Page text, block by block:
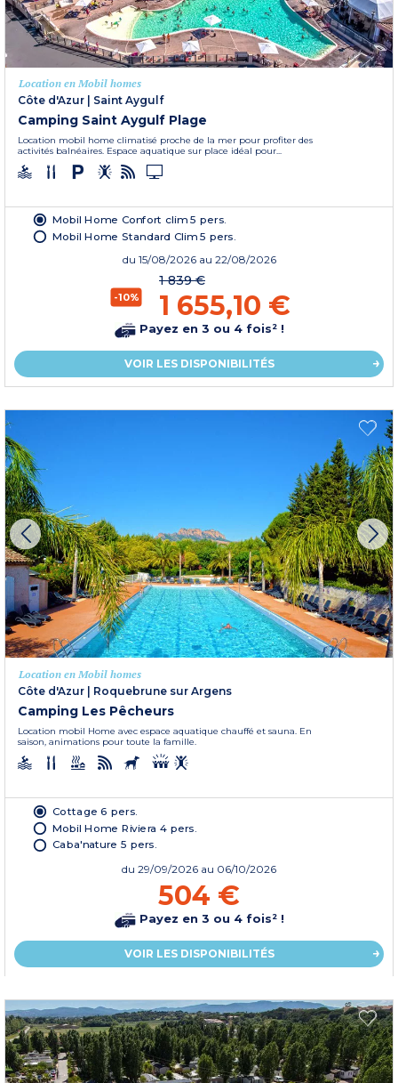
Location en Mobil homes
Côte d'Azur
Saint Aygulf
Camping Saint Aygulf Plage
Location mobil home climatisé proche de la mer pour profiter des
activités balnéaires. Espace aquatique sur place idéal pour...
Mobil Home Confort clim 5 pers.
Mobil Home Standard Clim 5 pers.
du 15/08/2026 au 22/08/2026
-10%
1 839 €
1 655,10 €
Payez en 3 ou 4 fois² !
VOIR LES DISPONIBILITÉS
Location en Mobil homes
Côte d'Azur | Roquebrune sur Argens
Camping Les Pêcheurs
Location mobil Home avec espace aquatique chauffé et sauna. En
saison, animations pour toute la famille.
Cottage 6 pers.
Mobil Home Riviera 4 pers.
Caba'nature 5 pers.
du 29/09/2026 au 06/10/2026
504 €
Payez en 3 ou 4 fois² !
VOIR LES DISPONIBILITÉS